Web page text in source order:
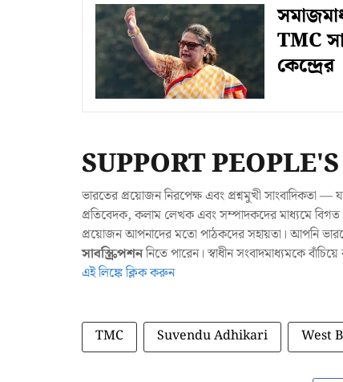
TMC
কেন্দ্রের
SUPPORT
ভারতের প্রয়োজন নিরপেক্ষ এবং প্রশ্নমুখী সাংবাদিকতা
প্রতিবেদক, কলাম লেখক এবং সম্পাদকদের মাধ্যমে বিগত
প্রয়োজন আপনাদের মতো পাঠকদের সহায়তা। আপনি
সাবস্ক্রিপশননিতে পারেন। স্বাধীন সংবাদমাধ্যমকে
এই লিঙ্কে ক্লিক করুন
TMC Suvendu Adhikari West